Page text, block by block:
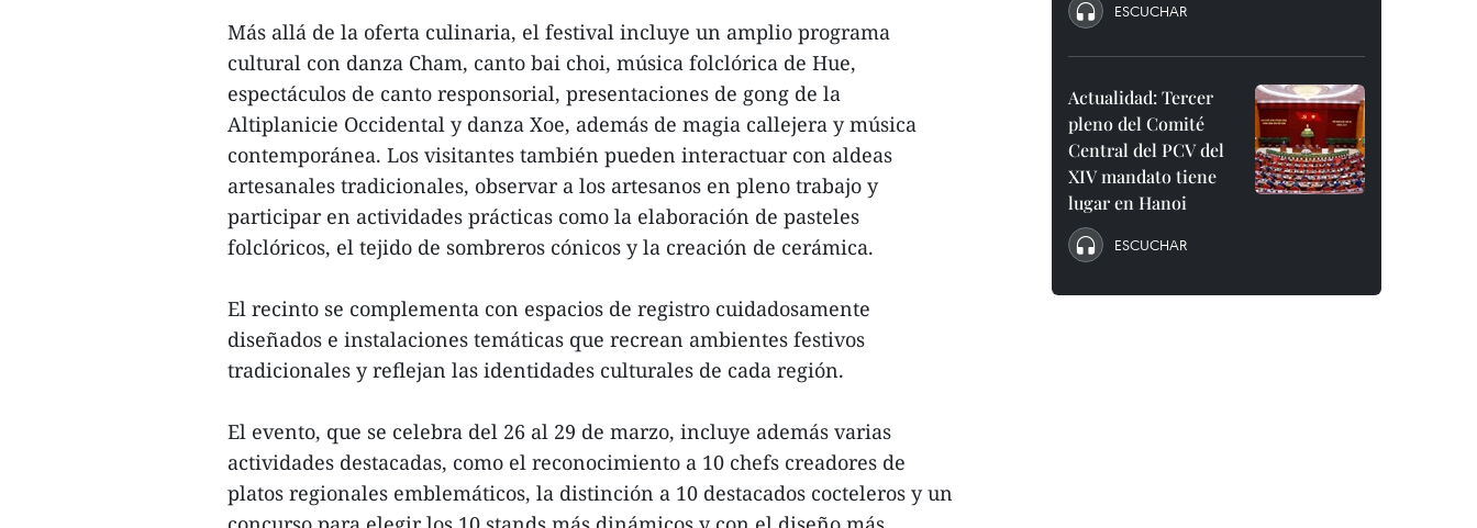
Más allá de la oferta culinaria, el festival incluye un amplio programa
cultural con danza Cham, canto bai choi, música folclórica de Hue,
espectáculos de canto responsorial, presentaciones de gong de la
Altiplanicie Occidental y danza Xoe, además de magia callejera y música
contemporánea. Los visitantes también pueden interactuar con aldeas
artesanales tradicionales, observar a los artesanos en pleno trabajo y
participar en actividades prácticas como la elaboración de pasteles
folclóricos, el tejido de sombreros cónicos y la creación de cerámica.
El recinto se complementa con espacios de registro cuidadosamente
diseñados e instalaciones temáticas que recrean ambientes festivos
tradicionales y reflejan las identidades culturales de cada región.
El evento, que se celebra del 26 al 29 de marzo, incluye además varias
actividades destacadas, como el reconocimiento a 10 chefs creadores de
platos regionales emblemáticos, la distinción a 10 destacados cocteleros y un
ESCUCHAR
Actualidad: Tercer
pleno del Comité
Central del PCV del
XIV mandato tiene
lugar en Hanoi
ESCUCHAR